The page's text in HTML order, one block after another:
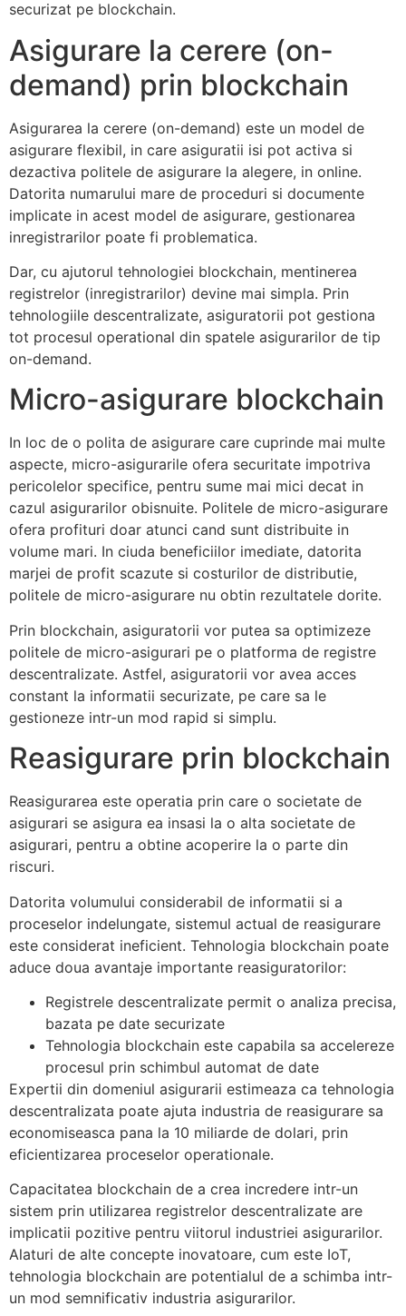
securizat pe blockchain.
Asigurare la cerere (on-
demand) prin blockchain
Asigurarea la cerere (on-demand) este un model de
asigurare flexibil, in care asiguratii isi pot activa si
dezactiva politele de asigurare la alegere, in online.
Datorita numarului mare de proceduri si documente
implicate in acest model de asigurare, gestionarea
inregistrarilor poate fi problematica.
Dar, cu ajutorul tehnologiei blockchain, mentinerea
registrelor (inregistrarilor) devine mai simpla. Prin
tehnologiile descentralizate, asiguratorii pot gestiona
tot procesul operational din spatele asigurarilor de tip
on-demand.
Micro-asigurare blockchain
In loc de o polita de asigurare care cuprinde mai multe
aspecte, micro-asigurarile ofera securitate impotriva
pericolelor specifice, pentru sume mai mici decat in
cazul asigurarilor obisnuite. Politele de micro-asigurare
ofera profituri doar atunci cand sunt distribuite in
volume mari. In ciuda beneficiilor imediate, datorita
marjei de profit scazute si costurilor de distributie,
politele de micro-asigurare nu obtin rezultatele dorite.
Prin blockchain, asiguratorii vor putea sa optimizeze
politele de micro-asigurari pe o platforma de registre
descentralizate. Astfel, asiguratorii vor avea acces
constant la informatii securizate, pe care sa le
gestioneze intr-un mod rapid si simplu.
Reasigurare prin blockchain
Reasigurarea este operatia prin care o societate de
asigurari se asigura ea insasi la o alta societate de
asigurari, pentru a obtine acoperire la o parte din
riscuri.
Datorita volumului considerabil de informatii si a
proceselor indelungate, sistemul actual de reasigurare
este considerat ineficient. Tehnologia blockchain poate
aduce doua avantaje importante reasiguratorilor:
Registrele descentralizate permit o analiza precisa,
bazata pe date securizate
Tehnologia blockchain este capabila sa accelereze
procesul prin schimbul automat de date
Expertii din domeniul asigurarii estimeaza ca tehnologia
descentralizata poate ajuta industria de reasigurare sa
economiseasca pana la 10 miliarde de dolari, prin
eficientizarea proceselor operationale.
Capacitatea blockchain de a crea incredere intr-un
sistem prin utilizarea registrelor descentralizate are
implicatii pozitive pentru viitorul industriei asigurarilor.
Alaturi de alte concepte inovatoare, cum este IoT,
tehnologia blockchain are potentialul de a schimba intr-
un mod semnificativ industria asigurarilor.